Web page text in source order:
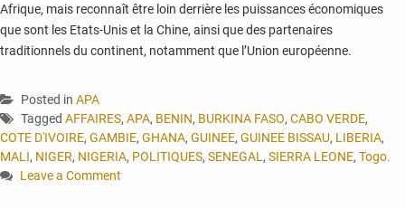
Afrique, mais reconnaît être loin derrière les puissances économiques
que sont les Etats-Unis et la Chine, ainsi que des partenaires
traditionnels du continent, notamment que l’Union européenne.
Posted in APA
Tagged AFFAIRES, APA, BENIN, BURKINA FASO, CABO VERDE,
COTE D'IVOIRE, GAMBIE, GHANA, GUINEE, GUINEE BISSAU, LIBERIA,
MALI, NIGER, NIGERIA, POLITIQUES, SENEGAL , SIERRA LEONE, Togo.
Leave a Comment